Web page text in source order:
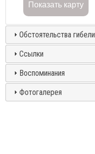
Показать карту
Обстоятельства гибели
Ссылки
Воспоминания
Фотогалерея